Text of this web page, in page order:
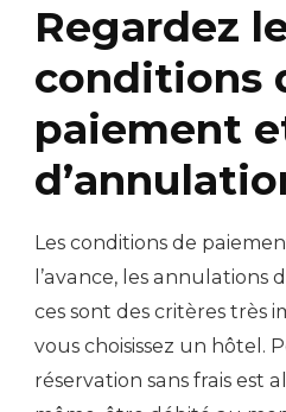
Regardez
conditions
paiement
Les conditions de
l’avance, les annulations
ces sont des critères très
vous choisissez un hôtel.
réservation sans frais est